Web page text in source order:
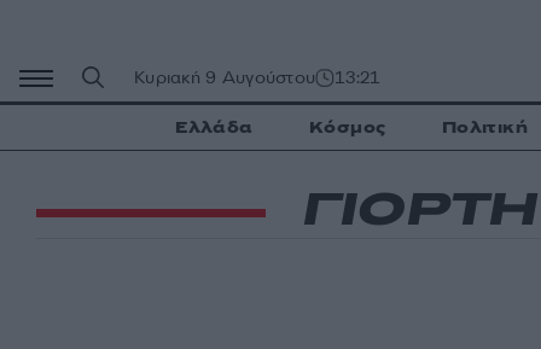
περιεχόμενο
Κυριακή 9 Αυγούστου 13:21
Ελλάδα Κόσμος Πολιτική